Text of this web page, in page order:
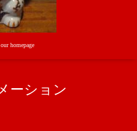
homepage
ーション